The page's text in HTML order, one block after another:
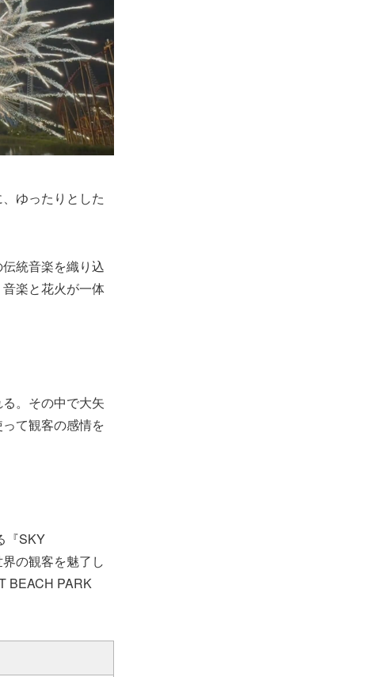
ゆったりとした
統音楽を織り込
楽と花火が一体
。その中で大矢
て観客の感情を
『SKY
の観客を魅了し
BEACH PARK